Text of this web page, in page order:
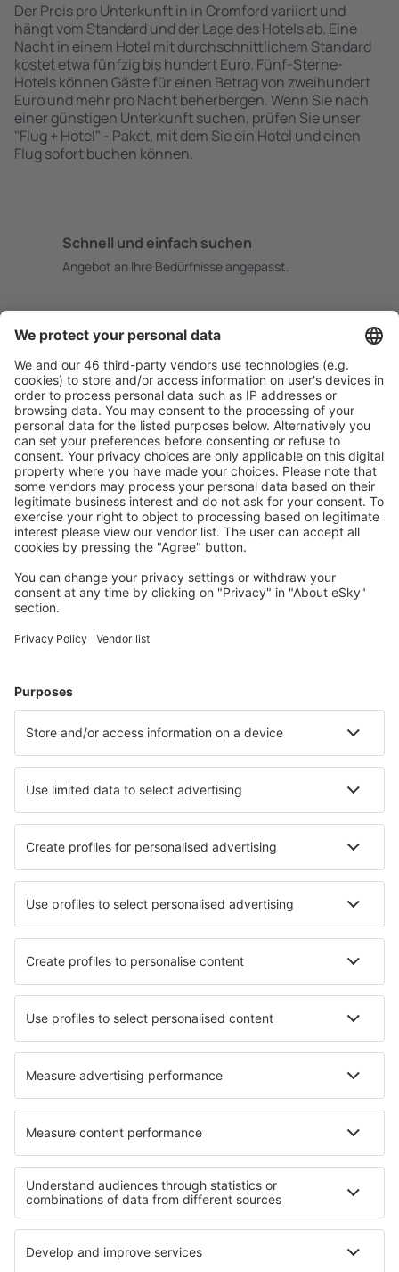
Der Preis pro Unterkunft in in Cromford variiert und
hängt vom Standard und der Lage des Hotels ab. Eine
Nacht in einem Hotel mit durchschnittlichem Standard
kostet etwa fünfzig bis hundert Euro. Fünf-Sterne-
Hotels können Gäste für einen Betrag von zweihundert
Euro und mehr pro Nacht beherbergen. Wenn Sie nach
einer günstigen Unterkunft suchen, prüfen Sie unser
"Flug + Hotel" - Paket, mit dem Sie ein Hotel und einen
Flug sofort buchen können.
Schnell und einfach suchen
Angebot an Ihre Bedürfnisse angepasst.
Buchen ohne Sorgen mit einer kostenlosen
Stornierungsoption.
Mehr sparen
Attraktive Preise und Spezialangebote für eingeloggte
Benutzer.
Unterkünfte, die Sie mögen
Wählen Sie aus über 1,3 Millionen Unterkünften: Hotels,
Hütten, Apartments und andere.
Meist gesuchte Hotels von eSky-Nutzern
Hotels in Großbritannien - Beliebte Städte
Hotels in Birmingham Hotels in Edinburgh
Hotels in Looe Hotels in Ilfracombe Hotels in Padstow
Hotels in Castle Douglas
Die besten Hotels - Städte
Hotels in Yablanitsa Hotels in La Rochefoucauld
Hotels in Roscommon Hotels in Idre Hotels in Ohorn
Hotels in Metamorfosi Hotels in Calviac
Hotels in Alibaug
Die besten Hotels - Regionen
Hotels in Great Yarmouth Hotels in England
Hotels in Wales Hotels in Großbritannien
Hotels in Scotland Hotels in Kardzhali
Hotels im Moseltal Hotels in Djerba